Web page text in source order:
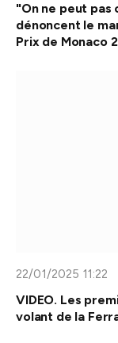
"On ne peut pas
dénoncent le
Prix de Monaco
22/01/2025 11:22
VIDEO. Les
volant de la